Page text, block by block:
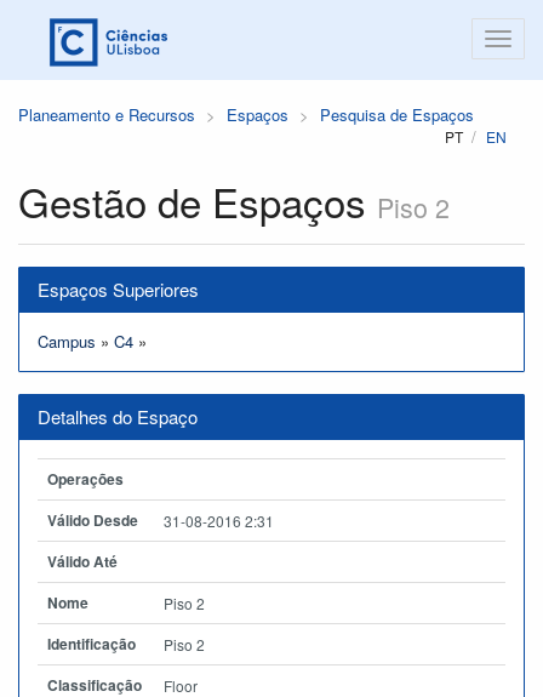
Planeamento e Recursos Espaços Pesquisa de Espaços
PT EN
Gestão de Espaços Piso 2
Espaços Superiores
Campus » C4 »
Detalhes do Espaço
Operações
Válido Desde
31-08-2016 2:31
Válido Até
Nome
Piso 2
Identificação Piso 2
Classificação Floor